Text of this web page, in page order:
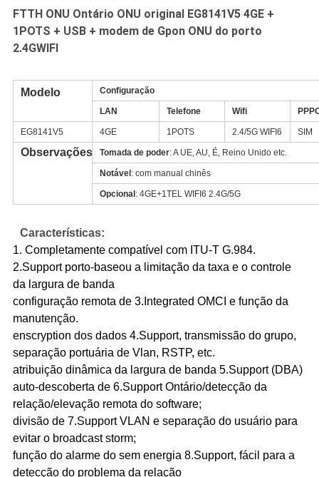
FTTH ONU Ontário ONU original EG8141V5 4GE +
1POTS + USB + modem de Gpon ONU do porto
2.4GWIFI
Modelo Configuração
LAN Telefone Wifi
EG8141V5 4GE 1POTS 2.4/5G WIFI6 SIM
Observações Tomada de poder: A UE, AU, É, Reino Unido etc.
Notável : com manual chinês
Opcional : 4GE+1TEL WIFI6 2.4G/5G
Características:
1. Completamente compatível com ITU-T G.984.
2.Support porto-baseou a limitação da taxa e o controle
da largura de banda
configuração remota de 3.Integrated OMCI e função da
manutenção.
enscryption dos dados 4.Support, transmissão do grupo,
separação portuária de Vlan, RSTP, etc.
atribuição dinâmica da largura de banda 5.Support (DBA)
auto-descoberta de 6.Support Ontário/detecção da
relação/elevação remota do software;
divisão de 7.Support VLAN e separação do usuário para
evitar o broadcast storm;
função do alarme do sem energia 8.Support, fácil para a
detecção do problema da relação